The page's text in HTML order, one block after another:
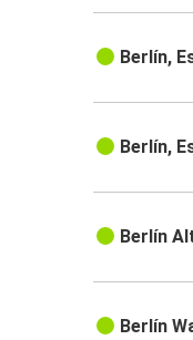
Berlín,
Berlín,
Berlín
Berlín